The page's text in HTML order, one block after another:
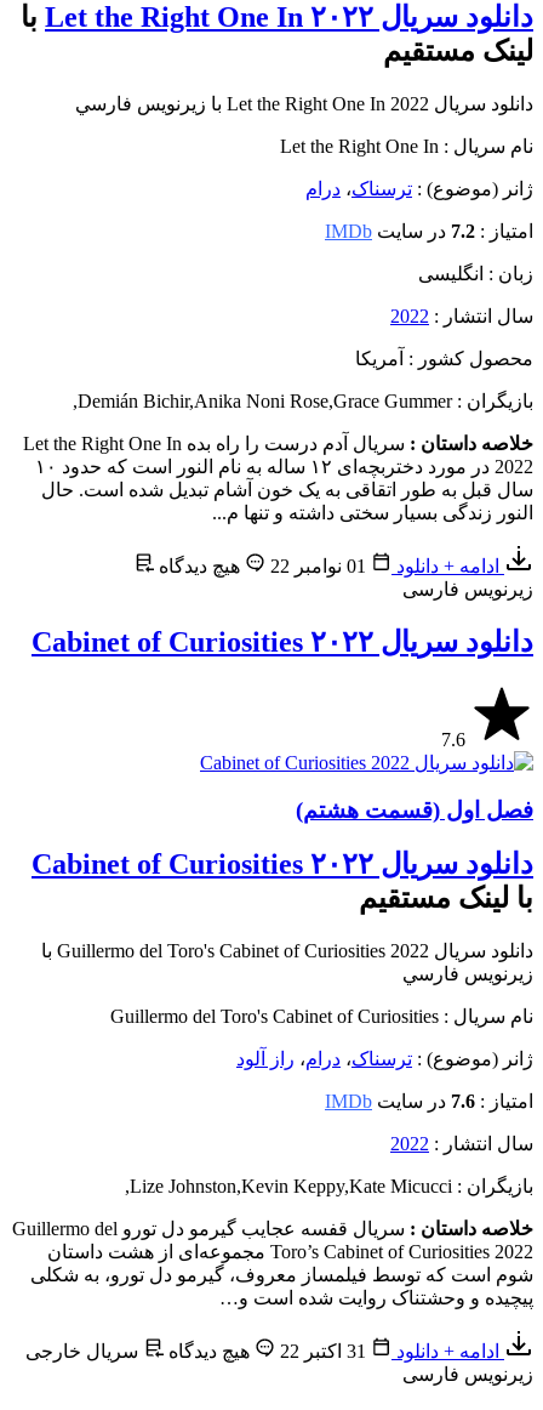
دانلود سریال ۲۰۲۲ Let the Right One In
با
لینک مستقیم
دانلود سریال Let the Right One In 2022 با زیرنویس فارسي
نام سریال : Let the Right One In
ژانر (موضوع) : ترسناک، درام
امتیاز : 7.2 در سایت IMDb
زبان : انگلیسی
سال انتشار : 2022
محصول کشور : آمریکا
بازیگران : Demián Bichir ,Anika Noni Rose,Grace Gummer
,
خلاصه داستان :
سریال آدم درست را راه بده Let the Right One In
2022 در مورد دختربچه‌ای ۱۲ ساله به نام النور است که حدود ۱۰
سال قبل به طور اتقاقی به یک خون آشام تبدیل شده است. حال
النور زندگی بسیار سختی داشته و تنها م...
ادامه + دانلود
هیچ دیدگاه
زیرنویس فارسی
دانلود سریال ۲۰۲۲ Cabinet of Curiosities
7.6
فصل اول (قسمت هشتم)
دانلود سریال ۲۰۲۲ Cabinet of Curiosities
با لینک مستقیم
دانلود سریال Guillermo del Toro's Cabinet of Curiosities 2022 با
زیرنویس فارسي
نام سریال : Guillermo del Toro's Cabinet of Curiosities
ژانر (موضوع) : ترسناک، درام، راز آلود
امتیاز : 7.6 در سایت IMDb
سال انتشار : 2022
بازیگران : Lize Johnston ,Kevin Keppy,Kate Micucci
,
خلاصه داستان :
سریال قفسه عجایب گیرمو دل تورو Guillermo del
Toro’s Cabinet of Curiosities 2022 مجموعه‌ای از هشت داستان
شوم است که توسط فیلمساز معروف، گیرمو دل تورو، به شکلی
پیچیده و وحشتناک روایت شده است و…
ادامه + دانلود هیچ دیدگاه
سریال خارجی
زیرنویس فارسی